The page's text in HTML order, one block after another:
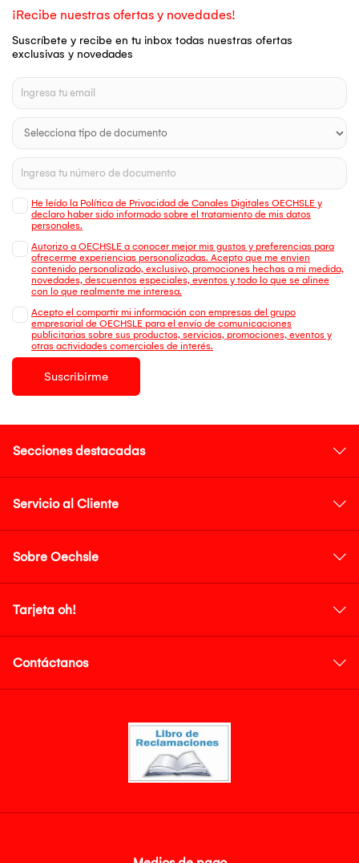
¡Recibe nuestras ofertas y novedades!
Suscríbete y recibe en tu inbox todas nuestras ofertas
exclusivas y novedades
He leído la Política de Privacidad de Canales Digitales OECHSLE y
declaro haber sido informado sobre el tratamiento de mis datos
personales.
Autorizo a OECHSLE a conocer mejor mis gustos y preferencias para
ofrecerme experiencias personalizadas. Acepto que me envien
contenido personalizado, exclusivo, promociones hechas a mi medida,
novedades, descuentos especiales, eventos y todo lo que se alinee
con lo que realmente me interesa.
Acepto el compartir mi información con empresas del grupo
empresarial de OECHSLE para el envío de comunicaciones
publicitarias sobre sus productos, servicios, promociones, eventos y
otras actividades comerciales de interés.
Suscribirme
Secciones destacadas
Servicio al Cliente
Sobre Oechsle
Tarjeta oh!
Contáctanos